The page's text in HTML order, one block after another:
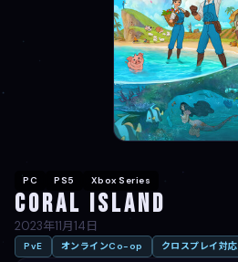
PC PS5 Xbox Series
Coral Island
2023年11月14日
PvE オンラインCo-op クロスプレイ対応